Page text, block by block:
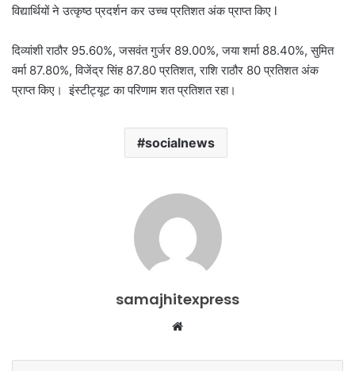
विद्यार्थियों ने उत्कृष्ठ प्रदर्शन कर उच्च प्रतिशत अंक प्राप्त किए l
दिव्यांशी राठौर 95.60%, जसवंत गुर्जर 89.00%, जया शर्मा 88.40%, सुमित
वर्मा 87.80%, विजेंद्र सिंह 87.80 प्रतिशत, राशि राठौर 80 प्रतिशत अंक
प्राप्त किए। इंस्टीट्यूट का परिणाम शत प्रतिशत रहा।
socialnews
samajhitexpress